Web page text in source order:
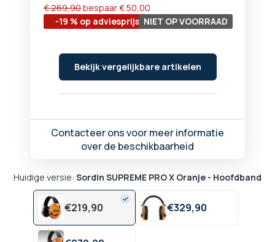
-19 % op adviesprijs
€ 269,90bespaar€ 50,00
NIET OP VOORRAAD
Bekijk vergelijkbare artikelen
Contacteer ons voor meer informatie
over de beschikbaarheid
Huidige versie: Sordin SUPREME PRO X Oranje - Hoofdband
€219,90 €329,90